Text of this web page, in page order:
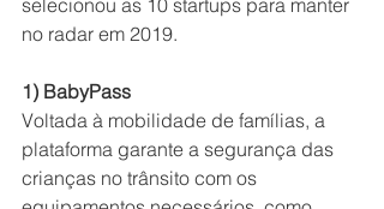
selecionou as 10 startups para manter
no radar em 2019.
1) BabyPass
Voltada à mobilidade de famílias, a
plataforma garante a segurança das
crianças no trânsito com os